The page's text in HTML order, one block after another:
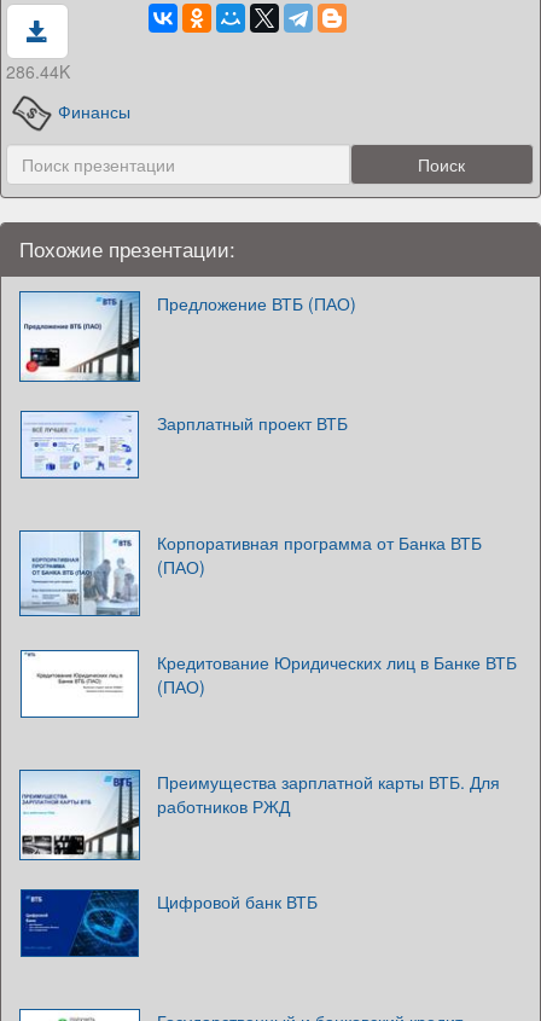
286.44K
Финансы
Похожие презентации:
Предложение ВТБ (ПАО)
Зарплатный проект ВТБ
Корпоративная программа от Банка ВТБ
(ПАО)
Кредитование Юридических лиц в Банке ВТБ
(ПАО)
Преимущества зарплатной карты ВТБ. Для
работников РЖД
Цифровой банк ВТБ